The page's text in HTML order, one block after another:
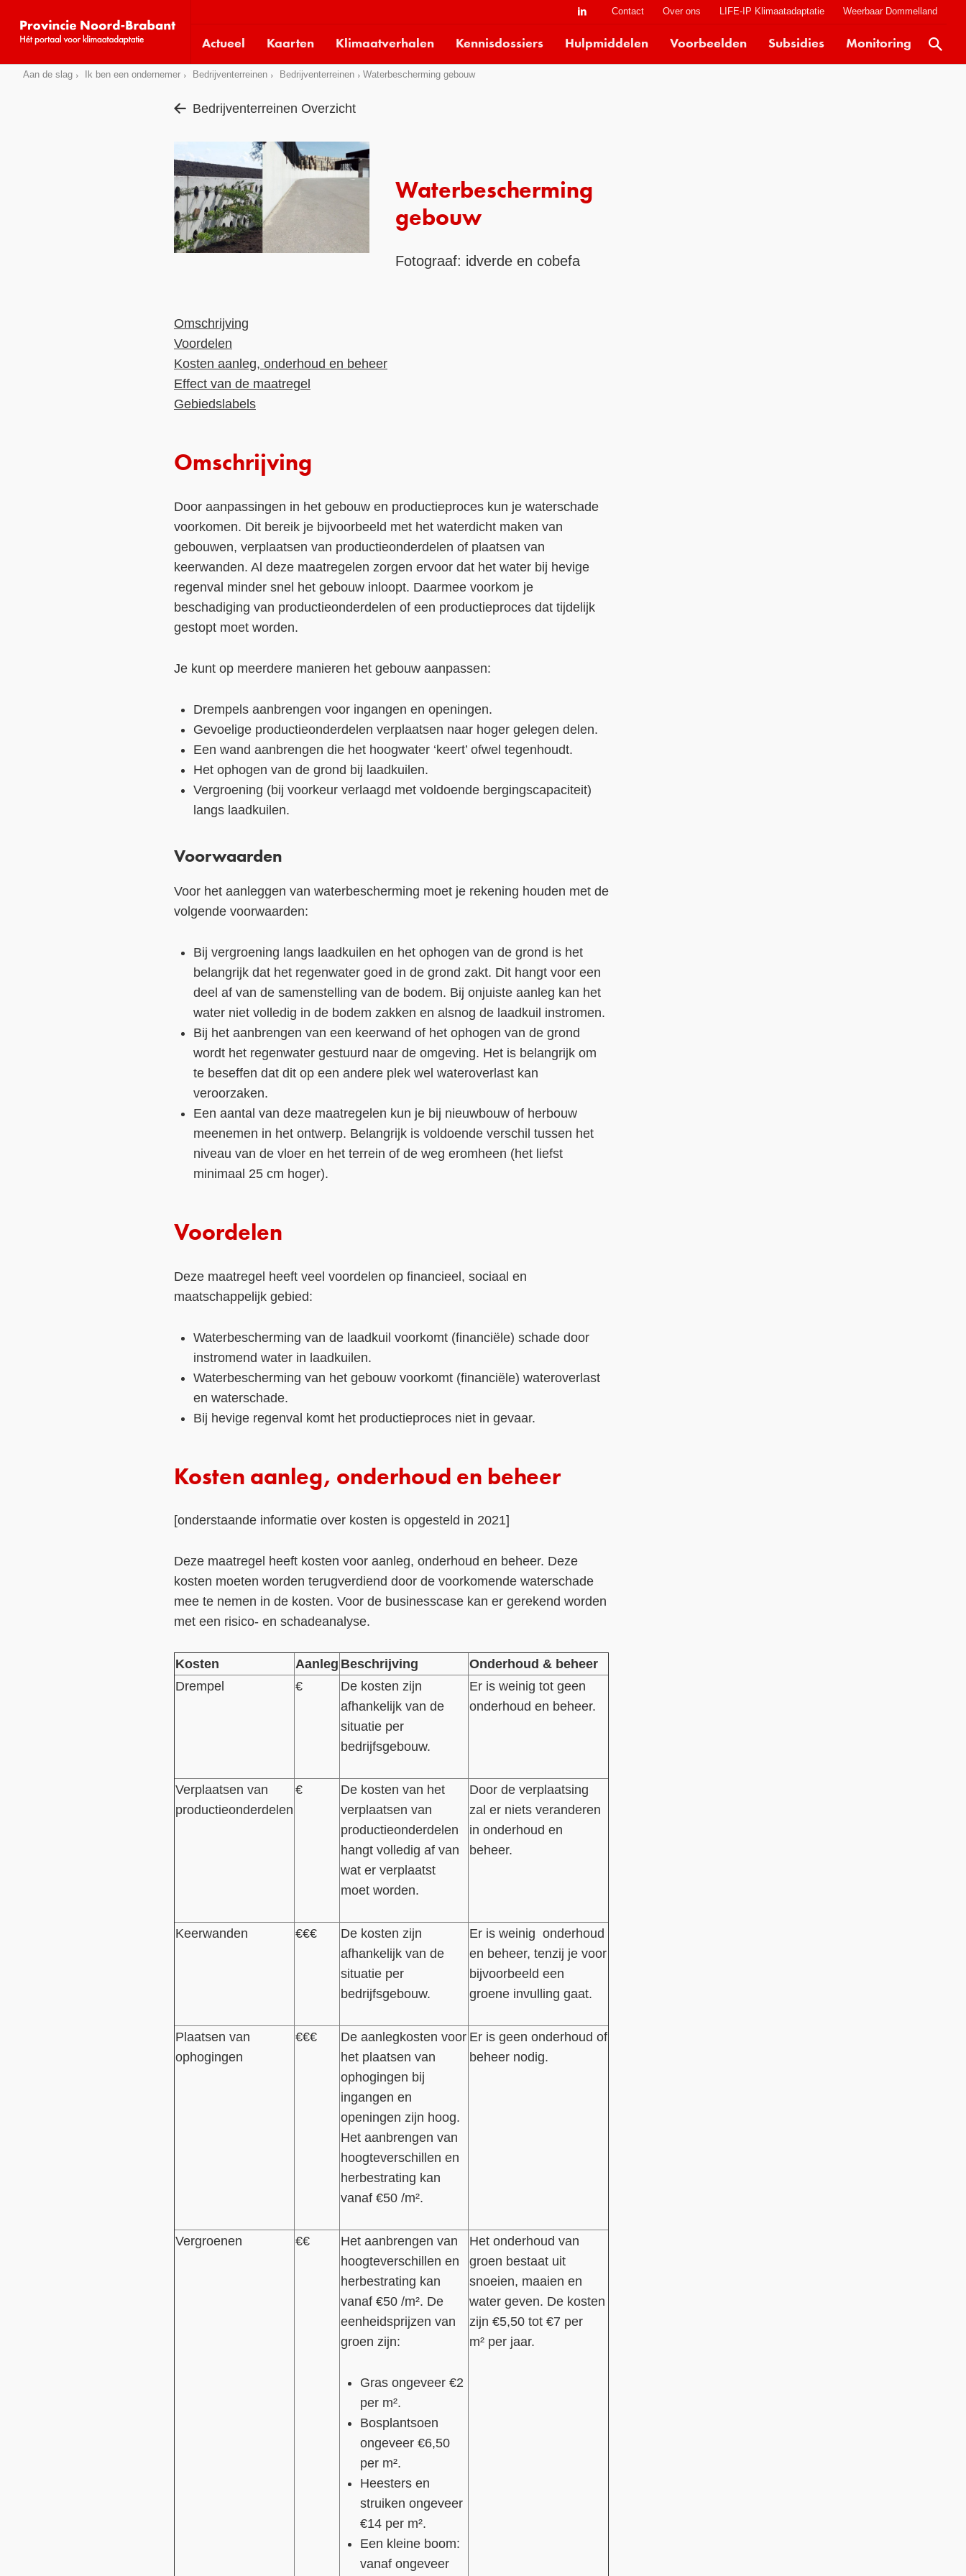
social
media
pages:
Contact Over ons LIFE-IP Klimaatadaptatie Weerbaar Dommelland
Actueel Kaarten Klimaatverhalen Kennisdossiers Hulpmiddelen Voorbeelden Subsidies Monitoring
Aan de slag Ik ben een ondernemer Bedrijventerreinen Bedrijventerreinen Waterbescherming gebouw
Bedrijventerreinen Overzicht
Waterbescherming
gebouw
Fotograaf: idverde en cobefa
Omschrijving
Voordelen
Kosten aanleg, onderhoud en beheer
Effect van de maatregel
Gebiedslabels
Omschrijving
Door aanpassingen in het gebouw en productieproces kun je waterschade
voorkomen. Dit bereik je bijvoorbeeld met het waterdicht maken van
gebouwen, verplaatsen van productieonderdelen of plaatsen van
keerwanden. Al deze maatregelen zorgen ervoor dat het water bij hevige
regenval minder snel het gebouw inloopt. Daarmee voorkom je
beschadiging van productieonderdelen of een productieproces dat tijdelijk
gestopt moet worden.
Je kunt op meerdere manieren het gebouw aanpassen:
Drempels aanbrengen voor ingangen en openingen.
Gevoelige productieonderdelen verplaatsen naar hoger gelegen delen.
Een wand aanbrengen die het hoogwater ‘keert’ ofwel tegenhoudt.
Het ophogen van de grond bij laadkuilen.
Vergroening (bij voorkeur verlaagd met voldoende bergingscapaciteit)
langs laadkuilen.
Voorwaarden
Voor het aanleggen van waterbescherming moet je rekening houden met de
volgende voorwaarden:
Bij vergroening langs laadkuilen en het ophogen van de grond is het
belangrijk dat het regenwater goed in de grond zakt. Dit hangt voor een
deel af van de samenstelling van de bodem. Bij onjuiste aanleg kan het
water niet volledig in de bodem zakken en alsnog de laadkuil instromen.
Bij het aanbrengen van een keerwand of het ophogen van de grond
wordt het regenwater gestuurd naar de omgeving. Het is belangrijk om
te beseffen dat dit op een andere plek wel wateroverlast kan
veroorzaken.
Een aantal van deze maatregelen kun je bij nieuwbouw of herbouw
meenemen in het ontwerp. Belangrijk is voldoende verschil tussen het
niveau van de vloer en het terrein of de weg eromheen (het liefst
minimaal 25 cm hoger).
Voordelen
Deze maatregel heeft veel voordelen op financieel, sociaal en
maatschappelijk gebied:
Waterbescherming van de laadkuil voorkomt (financiële) schade door
instromend water in laadkuilen.
Waterbescherming van het gebouw voorkomt (financiële) wateroverlast
en waterschade.
Bij hevige regenval komt het productieproces niet in gevaar.
Kosten aanleg, onderhoud en beheer
[onderstaande informatie over kosten is opgesteld in 2021]
Deze maatregel heeft kosten voor aanleg, onderhoud en beheer. Deze
kosten moeten worden terugverdiend door de voorkomende waterschade
mee te nemen in de kosten. Voor de businesscase kan er gerekend worden
met een risico- en schadeanalyse.
Kosten Aanleg Beschrijving
Onderhoud & beheer
Drempel
€
De kosten zijn
afhankelijk van de
situatie per
bedrijfsgebouw.
Er is weinig tot geen
onderhoud en beheer.
Verplaatsen van
productieonderdelen
€
De kosten van het
verplaatsen van
productieonderdelen
hangt volledig af van
wat er verplaatst
moet worden.
Door de verplaatsing
zal er niets veranderen
in onderhoud en
beheer.
Keerwanden €€€
De kosten zijn
afhankelijk van de
situatie per
bedrijfsgebouw.
Er is weinig onderhoud
en beheer, tenzij je voor
bijvoorbeeld een
groene invulling gaat.
Plaatsen van
ophogingen
€€€
De aanlegkosten voor
het plaatsen van
ophogingen bij
ingangen en
openingen zijn hoog.
Het aanbrengen van
hoogteverschillen en
herbestrating kan
vanaf €50 /m².
Er is geen onderhoud of
beheer nodig.
Vergroenen €€
Het aanbrengen van
hoogteverschillen en
herbestrating kan
vanaf €50 /m². De
eenheidsprijzen van
groen zijn:
Gras ongeveer €2
per m².
Bosplantsoen
ongeveer €6,50
per m².
Heesters en
struiken ongeveer
€14 per m².
Een kleine boom:
vanaf ongeveer
Het onderhoud van
groen bestaat uit
snoeien, maaien en
water geven. De kosten
zijn €5,50 tot €7 per
m² per jaar.